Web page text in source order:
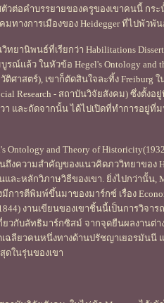
ตัวต่อคำบรรยายของครูของเขาคนนี้ กร
ทางการเมืองของ Heidegger ที่ไปพัวพั
ทยานิพนธ์ที่เรียกว่า Habilitations
ณ์แล้ว ในหัวข้อ Hegel's Ontology and
ศาสตร์), เขาก็ตัดสินใจละทิ้ง Freiburg
Research - สถาบันวิจัยสังคม) ซึ่ง
า และถัดจากนั้น ได้ไปเปิดที่ทำการอยู่ที่
Ontology and Theory of
ถึงความสำคัญของแนวคิดภววิทยาของ
ะหลักวิภาษวิธีของเขา. ยิ่งไปกว่านั้น,
การตีพิมพ์ขึ้นมาของมาร์กซ์ เรื่อง
งานเขียนของเขาชิ้นนี้เป็นการวิจ
ยวกับลัทธิมาร์กซิสม์ จากจุดยืนผลงานต่
เฉลียวคนหนึ่งทางด้านปรัชญาเยอรมันนี
ในรุ่นของเขา